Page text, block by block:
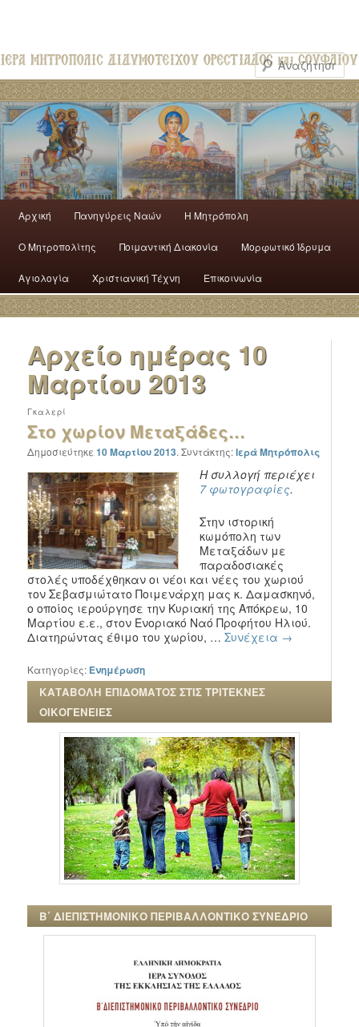
Αρχική Πανηγύρεις Ναών H Mητρόπολη
Ο Mητροπολίτης Ποιμαντική Διακονία Μορφωτικό Ίδρυμα
Αγιολογία Χριστιανική Τέχνη Επικοινωνία
Αρχείο ημέρας 10
Μαρτίου 2013
Στο χωρίον Μεταξάδες…
Γκαλερί
Δημοσιεύτηκε10 Μαρτίου 2013.Συντάκτης:Ιερά Μητρόπολις
Η συλλογή περιέχει
7 φωτογραφίες.
Στην ιστορική
κωμόπολη των
Μεταξάδων με
παραδοσιακές
στολές υποδέχθηκαν οι νέοι και νέες του χωριού
τον Σεβασμιώτατο Ποιμενάρχη μας κ. Δαμασκηνό,
ο οποίος ιερούργησε την Κυριακή της Απόκρεω, 10
Μαρτίου ε.ε., στον Ενοριακό Ναό Προφήτου Ηλιού.
Διατηρώντας έθιμο του χωρίου, …Συνέχεια →
Κατηγορίες: Ενημέρωση
ΚΑΤΑΒΟΛΗ ΕΠΙΔΟΜΑΤΟΣ ΣΤΙΣ ΤΡΙΤΕΚΝΕΣ
ΟΙΚΟΓΕΝΕΙΕΣ
Β΄ ΔΙΕΠΙΣΤΗΜΟΝΙΚΟ ΠΕΡΙΒΑΛΛΟΝΤΙΚΟ ΣΥΝΕΔΡΙΟ